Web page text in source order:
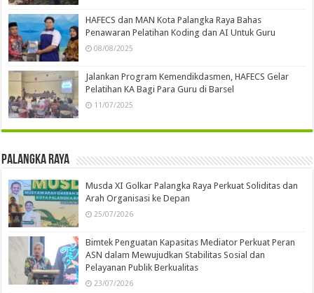
HAFECS dan MAN Kota Palangka Raya Bahas
Penawaran Pelatihan Koding dan AI Untuk Guru
08/08/2025
Jalankan Program Kemendikdasmen, HAFECS Gelar
Pelatihan KA Bagi Para Guru di Barsel
11/07/2025
Palangka Raya
Musda XI Golkar Palangka Raya Perkuat Soliditas dan
Arah Organisasi ke Depan
25/07/2026
Bimtek Penguatan Kapasitas Mediator Perkuat Peran
ASN dalam Mewujudkan Stabilitas Sosial dan
Pelayanan Publik Berkualitas
23/07/2026